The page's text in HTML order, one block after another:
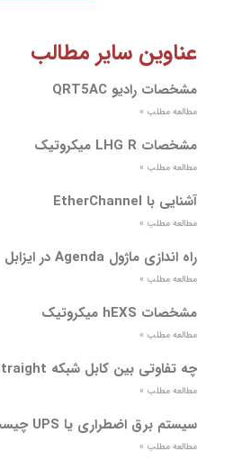
عناوین سایر مطالب
مشخصات رادیو QRT5AC
مطالعه مطلب »
مشخصات LHG R میکروتیک
مطالعه مطلب »
آشنایی با EtherChannel
مطالعه مطلب »
راه اندازی ماژول Agenda در ایزابل
مطالعه مطلب »
مشخصات hEXS میکروتیک
مطالعه مطلب »
چه تفاوتی بین کابل شبکه straight با crossover است؟
مطالعه مطلب »
سیستم برق اضطراری یا UPS چیست؟
مطالعه مطلب »